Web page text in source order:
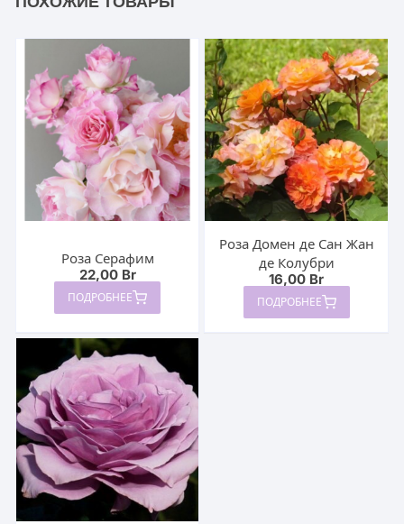
Роза Серафим
22,00 Br
ПОДРОБНЕЕ
Роза Домен де Сан Жан
де Колубри
16,00 Br
ПОДРОБНЕЕ